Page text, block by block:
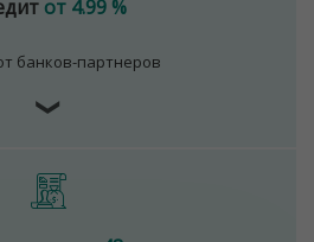
от 4.99 %
банков-партнеров
❯